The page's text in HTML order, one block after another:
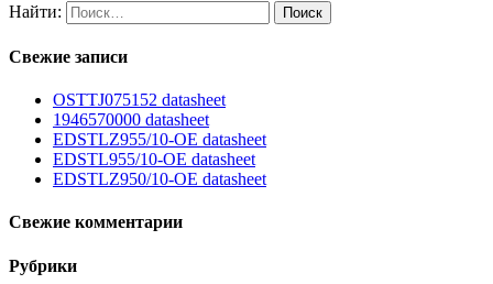
Найти:
Свежие записи
OSTTJ075152 datasheet
1946570000 datasheet
EDSTLZ955/10-OE datasheet
EDSTL955/10-OE datasheet
EDSTLZ950/10-OE datasheet
Свежие комментарии
Рубрики